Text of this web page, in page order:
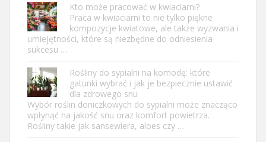
Kto może pracować w kwiaciarni?
Praca w kwiaciarni to nie tylko piękne
kompozycje kwiatowe, ale także wyzwania i
umiejętności, które są niezbędne do odniesienia
sukcesu …
Rośliny do sypialni na komodę: które
gatunki wybrać i jak je bezpiecznie ustawić
dla zdrowego snu
Wybór roślin doniczkowych do sypialni może znacząco
wpłynąć na jakość snu oraz komfort powietrza.
Rośliny takie jak sansewiera, aloes czy …